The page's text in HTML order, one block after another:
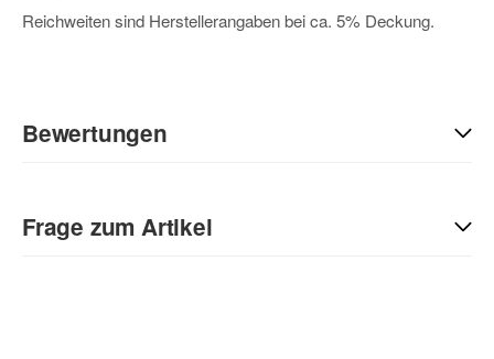
Reichweiten sind Herstellerangaben bei ca. 5% Deckung.
Bewertungen
Sie Anderen bei der Kaufentscheidung:
Frage zum Artikel